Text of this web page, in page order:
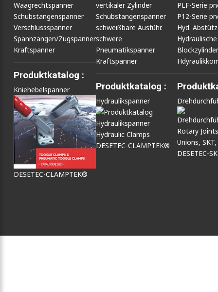
Waagrechtspanner
Schubstangenspanner
Verschlussspanner
Spannzangen/Zugspanner
Kraftspanner
Produktkatalog :
Kniehebelspanner
DESETEC-CLAMPTEK®
vertikaler Zylinder
Schubstangenspanner
schweißbare Ausführ.
schwere
Pneumatikspanner
Kraftspanner
Produktkatalog :
Hydraulikspanner
DESETEC-CLAMPTEK®
PLF-Serie
P12-Serie
Hyd.
Hydraulische
Blockzylinder
DESETEC-